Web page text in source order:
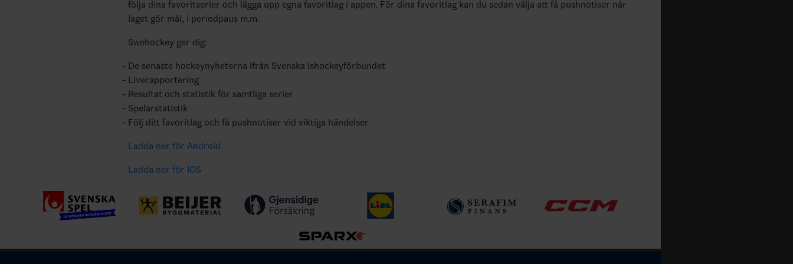
följa dina favoritserier och lägga upp egna favoritlag i appen. För dina favoritlag kan du sedan välja att få pushnotiser när
laget gör mål, i periodpaus m.m.
Swehockey ger dig:
De senaste hockeynyheterna ifrån Svenska Ishockeyförbundet
Liverapportering
Resultat och statistik för samtliga serier
Spelarstatistik
Följ ditt favoritlag och få pushnotiser vid viktiga händelser
Ladda ner för Android
Ladda ner för IOS